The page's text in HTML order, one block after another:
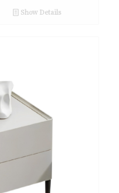
Show Details